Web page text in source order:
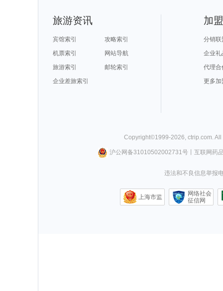
旅游资讯
宾馆索引
攻略索引
机票索引
网站导航
旅游索引
邮轮索引
企业差旅索引
加
分销联
企业礼
代理合
更多加
Copyright©1999-2026, ctrip.com.
沪公网备31010502002731号丨 互联网药
违法和不良信息举报
上海市监
网络社会
征信网